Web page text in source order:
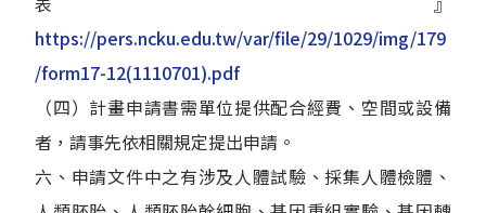
https://pers.ncku.edu.tw/var/file/29/1029/img/179
/form17-12(1110701).pdf
（四）計畫申請書需單位提供配合經費、空間或設備
者，請事先依相關規定提出申請。
六、申請文件中之有涉及人體試驗、採集人體檢體、